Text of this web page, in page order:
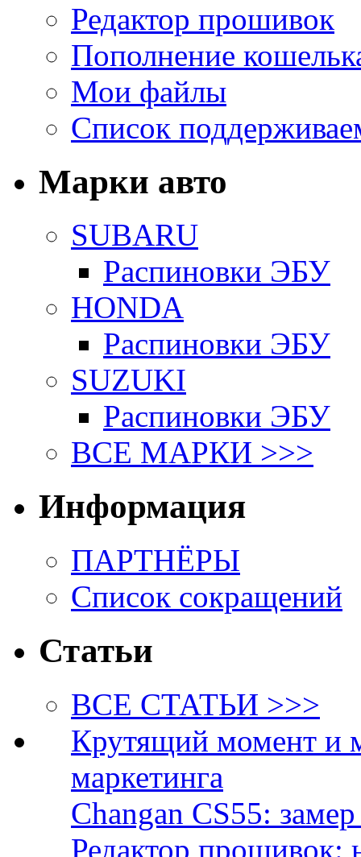
Редактор прошивок
Пополнение
Мои файлы
Список
Марки авто
SUBARU
Распиновки ЭБУ
HONDA
Распиновки ЭБУ
SUZUKI
Распиновки ЭБУ
ВСЕ МАРКИ >>>
Информация
ПАРТНЁРЫ
Список сокращений
Статьи
ВСЕ СТАТЬИ >>>
Крутящий момент и
маркетинга
Changan CS55:
Редактор прошивок: